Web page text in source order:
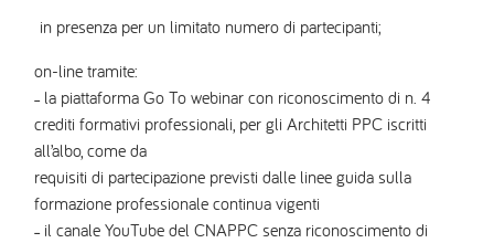
in presenza per un limitato numero di partecipanti;
on-line tramite:
˗ la piattaforma Go To webinar con riconoscimento di n. 4
crediti formativi professionali, per gli Architetti PPC iscritti
all’albo, come da
requisiti di partecipazione previsti dalle linee guida sulla
formazione professionale continua vigenti
˗ il canale YouTube del CNAPPC senza riconoscimento di